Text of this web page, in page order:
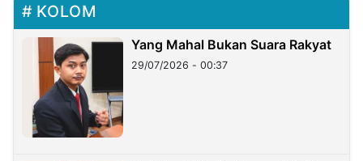
KOLOM
Yang Mahal Bukan Suara Rakyat
29/07/2026 - 00:37